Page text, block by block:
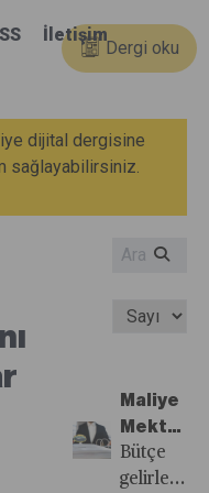
İletişim
Dergi oku
dijital dergisine
sağlayabilirsiniz.
Maliye
Mektup
Arkadaşı
Oldu
Bütçe
gelirlerini